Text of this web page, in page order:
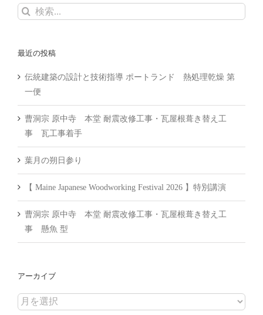
検
最近の投稿
伝統建築の設計と技術指導 ポートランド 熱処理乾燥 第
一便
曹洞宗 原中寺 本堂 耐震改修工事・瓦屋根葺き替え工
事 瓦工事着手
葉月の朔日参り
【 Maine Japanese Woodworking Festival 2026 】特別講演
曹洞宗 原中寺 本堂 耐震改修工事・瓦屋根葺き替え工
事 懸魚 型
アーカイブ
ア